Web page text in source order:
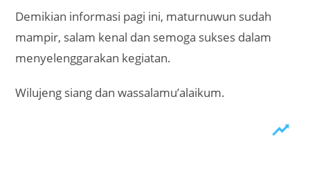
Demikian informasi pagi ini, maturnuwun sudah
mampir, salam kenal dan semoga sukses dalam
menyelenggarakan kegiatan.
Wilujeng siang dan wassalamu’alaikum.